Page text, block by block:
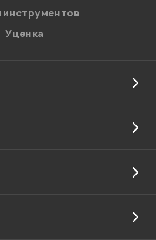
инструментов
Уценка